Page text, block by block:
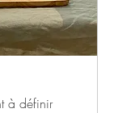
à définir